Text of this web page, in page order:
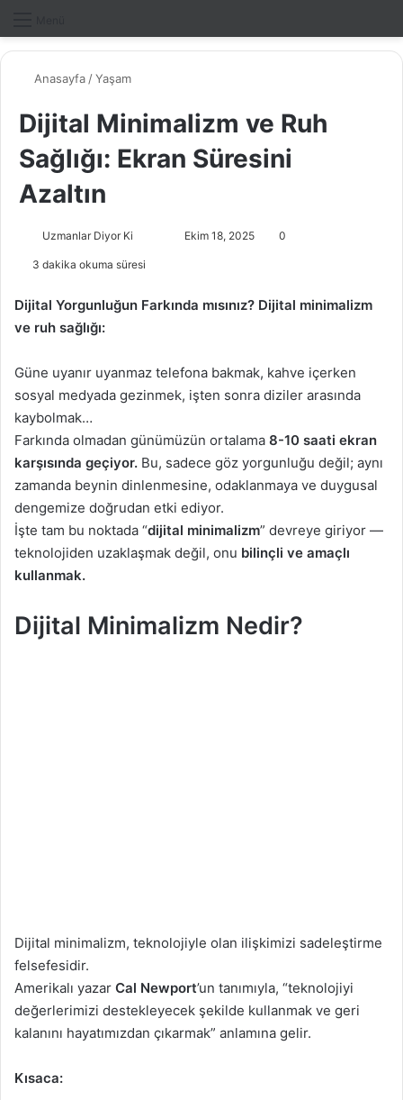
Anasayfa /Yaşam
Dijital Minimalizm ve Ruh
Sağlığı: Ekran Süresini
Azaltın
Uzmanlar Diyor Ki
l e
ö
d
e
r
k
Ekim 18, 2025 0
3 dakika okuma süresi
Dijital Yorgunluğun Farkında mısınız? Dijital minimalizm
ve ruh sağlığı:
Güne uyanır uyanmaz telefona bakmak, kahve içerken
sosyal medyada gezinmek, işten sonra diziler arasında
kaybolmak…
Farkında olmadan günümüzün ortalama 8-10 saati ekran
karşısında geçiyor. Bu, sadece göz yorgunluğu değil; aynı
zamanda beynin dinlenmesine, odaklanmaya ve duygusal
dengemize doğrudan etki ediyor.
İşte tam bu noktada “dijital minimalizm” devreye giriyor —
teknolojiden uzaklaşmak değil, onu bilinçli ve amaçlı
kullanmak.
Dijital Minimalizm Nedir?
Dijital minimalizm, teknolojiyle olan ilişkimizi sadeleştirme
felsefesidir.
Amerikalı yazar Cal Newport’un tanımıyla, “teknolojiyi
değerlerimizi destekleyecek şekilde kullanmak ve geri
kalanını hayatımızdan çıkarmak” anlamına gelir.
Kısaca: